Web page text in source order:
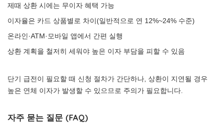
제때 상환 시에는 무이자 혜택 가능
이자율은 카드 상품별로 차이(일반적으로 연 12%~24% 수준)
온라인·ATM·모바일 앱에서 간편 실행
상환 계획을 철저히 세워야 높은 이자 부담을 피할 수 있음
단기 급전이 필요할 때 신청 절차가 간단하나, 상환이 지연될 경우
높은 연체 이자가 발생할 수 있으므로 주의가 필요합니다.
자주 묻는 질문 (FAQ)